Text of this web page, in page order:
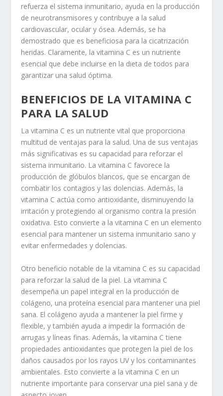
refuerza el sistema inmunitario, ayuda en la producción
de neurotransmisores y contribuye a la salud
cardiovascular, ocular y ósea. Además, se ha
demostrado que es beneficiosa para la cicatrización
heridas. Claramente, la vitamina C es un nutriente
esencial que debe incluirse en la dieta de todos para
garantizar una salud óptima.
BENEFICIOS DE LA VITAMINA C
PARA LA SALUD
La vitamina C es un nutriente vital que proporciona
multitud de ventajas para la salud. Una de sus ventajas
más significativas es su capacidad para reforzar el
sistema inmunitario. La vitamina C favorece la
producción de glóbulos blancos, que se encargan de
combatir los contagios y las dolencias. Además, la
vitamina C actúa como antioxidante, disminuyendo la
irritación y protegiendo al organismo contra la presión
oxidativa. Esto convierte a la vitamina C en un elemento
esencial para mantener un sistema inmunitario sano y
evitar enfermedades y dolencias.
Otro beneficio notable de la vitamina C es su capacidad
para reforzar la salud de la piel. La vitamina C
desempeña un papel integral en la producción de
colágeno, una proteína esencial para mantener una piel
sana. El colágeno ayuda a mantener la piel firme y
flexible, y también ayuda a impedir la formación de
arrugas y líneas finas. Además, la vitamina C tiene
propiedades antioxidantes que protegen la piel de los
daños causados por los rayos UV y los contaminantes
ambientales. Esto convierte a la vitamina C en un
nutriente importante para conservar una piel sana y de